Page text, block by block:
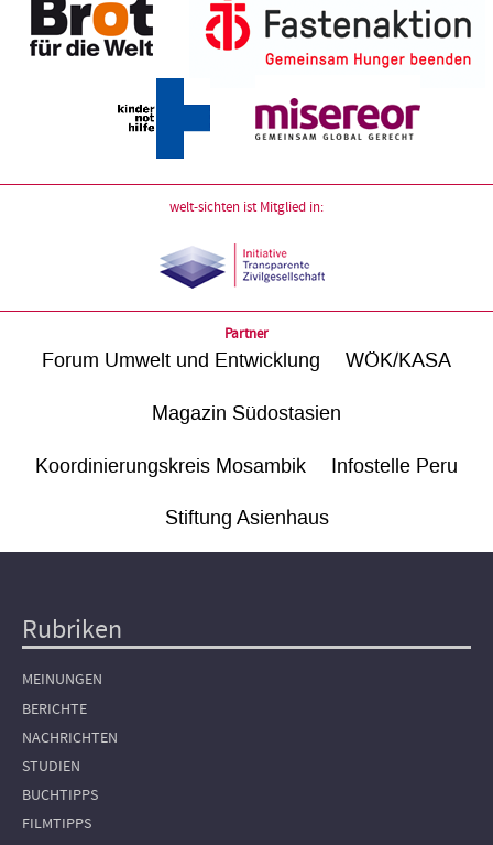
welt-sichten ist Mitglied in:
Partner
Forum Umwelt und Entwicklung WÖK/KASA
Magazin Südostasien
Koordinierungskreis Mosambik Infostelle Peru
Stiftung Asienhaus
Hauptnavigation
Rubriken
MEINUNGEN
BERICHTE
NACHRICHTEN
STUDIEN
BUCHTIPPS
FILMTIPPS